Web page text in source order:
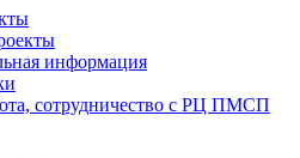
информация
сотрудничество с РЦ ПМСП